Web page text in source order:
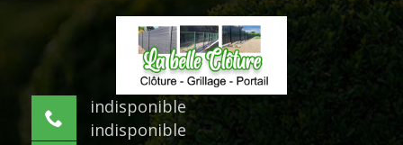
indisponible
indisponible